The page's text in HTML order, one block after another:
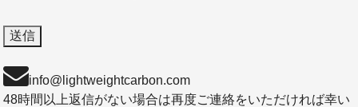
info@lightweightcarbon.com
48時間以上返信がない場合は再度ご連絡をいただければ幸い